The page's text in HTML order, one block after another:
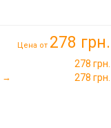
Цена от 278 грн.
278 грн.
→ 278 грн.